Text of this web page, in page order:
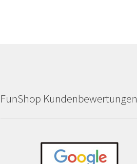
FunShop Kundenbewertungen